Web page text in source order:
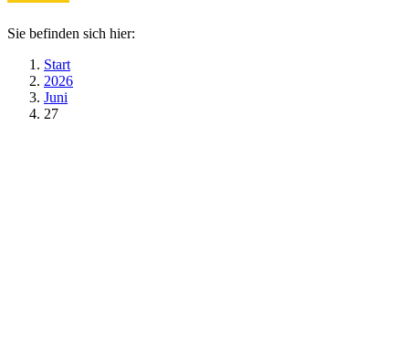
Sie befinden sich hier:
Start
2026
Juni
27